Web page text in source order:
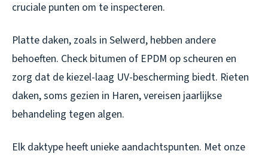
cruciale punten om te inspecteren.
Platte daken, zoals in Selwerd, hebben andere
behoeften. Check bitumen of EPDM op scheuren en
zorg dat de kiezel-laag UV-bescherming biedt. Rieten
daken, soms gezien in Haren, vereisen jaarlijkse
behandeling tegen algen.
Elk daktype heeft unieke aandachtspunten. Met onze